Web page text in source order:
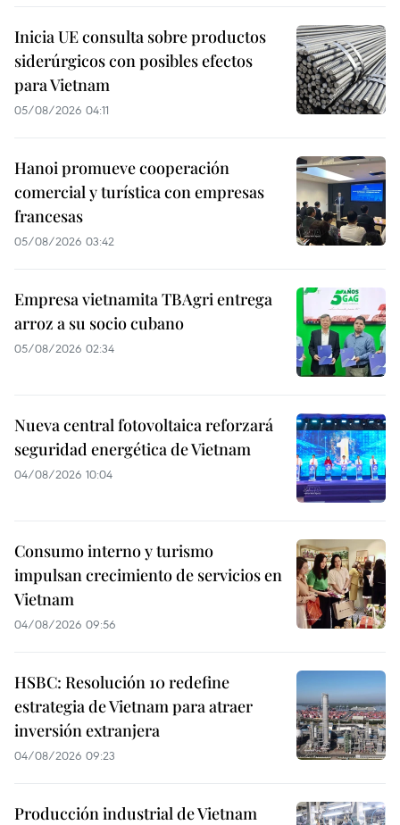
Inicia UE consulta sobre productos
siderúrgicos con posibles efectos
para Vietnam
05/08/2026 04:11
Hanoi promueve cooperación
comercial y turística con empresas
francesas
05/08/2026 03:42
Empresa vietnamita TBAgri entrega
arroz a su socio cubano
05/08/2026 02:34
Nueva central fotovoltaica reforzará
seguridad energética de Vietnam
04/08/2026 10:04
Consumo interno y turismo
impulsan crecimiento de servicios en
Vietnam
04/08/2026 09:56
HSBC: Resolución 10 redefine
estrategia de Vietnam para atraer
inversión extranjera
04/08/2026 09:23
Producción industrial de Vietnam